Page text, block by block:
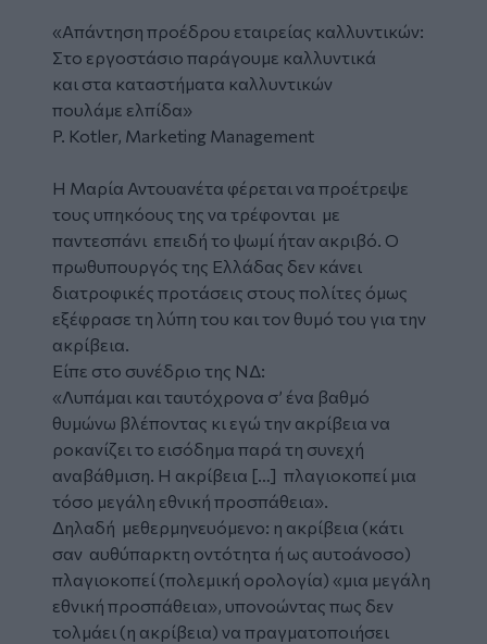
«Απάντηση προέδρου εταιρείας καλλυντικών:
Στο εργοστάσιο παράγουμε καλλυντικά
και στα καταστήματα καλλυντικών
πουλάμε ελπίδα»
P. Kotler, Marketing Management
Η Μαρία Αντουανέτα φέρεται να προέτρεψε
τους υπηκόους της να τρέφονται με
παντεσπάνι επειδή το ψωμί ήταν ακριβό. Ο
πρωθυπουργός της Ελλάδας δεν κάνει
διατροφικές προτάσεις στους πολίτες όμως
εξέφρασε τη λύπη του και τον θυμό του για την
ακρίβεια.
Είπε στο συνέδριο της ΝΔ:
«Λυπάμαι και ταυτόχρονα σ’ ένα βαθμό
θυμώνω βλέποντας κι εγώ την ακρίβεια να
ροκανίζει το εισόδημα παρά τη συνεχή
αναβάθμιση. Η ακρίβεια […] πλαγιοκοπεί μια
τόσο μεγάλη εθνική προσπάθεια».
Δηλαδή μεθερμηνευόμενο: η ακρίβεια (κάτι
σαν αυθύπαρκτη οντότητα ή ως αυτοάνοσο)
πλαγιοκοπεί (πολεμική ορολογία) «μια μεγάλη
εθνική προσπάθεια», υπονοώντας πως δεν
τολμάει (η ακρίβεια) να πραγματοποιήσει